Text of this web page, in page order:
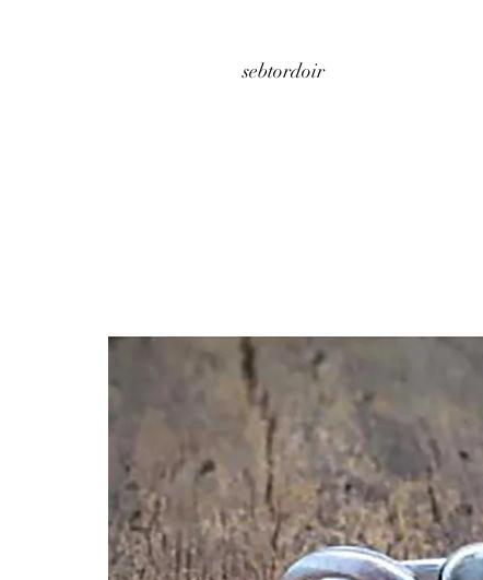
Home About us
sebtordoir